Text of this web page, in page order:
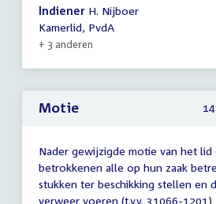
Indiener H. Nijboer
Kamerlid, PvdA
+ 3 anderen
Motie
Nader gewijzigde motie van het lid
betrokkenen alle op hun zaak
stukken ter beschikking stellen en
verweer voeren (t.v.v. 31066-1201)